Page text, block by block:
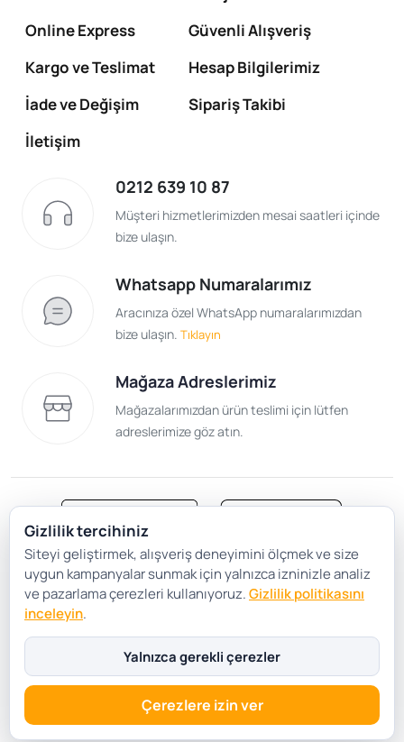
Online Express
Güvenli Alışveriş
Kargo ve Teslimat
Hesap Bilgilerimiz
İade ve Değişim
Sipariş Takibi
İletişim
0212 639 10 87
Müşteri hizmetlerimizden mesai saatleri içinde
bize ulaşın.
Whatsapp Numaralarımız
Aracınıza özel WhatsApp numaralarımızdan
bize ulaşın. Tıklayın
Mağaza Adreslerimiz
Mağazalarımızdan ürün teslimi için lütfen
adreslerimize göz atın.
Satış Sözleşmesi
Gizlilik ve Güvenlik
Gizlilik Politikası
Çerez Tercihleri
Gizlilik tercihiniz
Siteyi geliştirmek, alışveriş deneyimini ölçmek ve size
uygun kampanyalar sunmak için yalnızca izninizle analiz
ve pazarlama çerezleri kullanıyoruz.Gizlilik politikasını
inceleyin.
Yalnızca gerekli çerezler
Çerezlere izin ver